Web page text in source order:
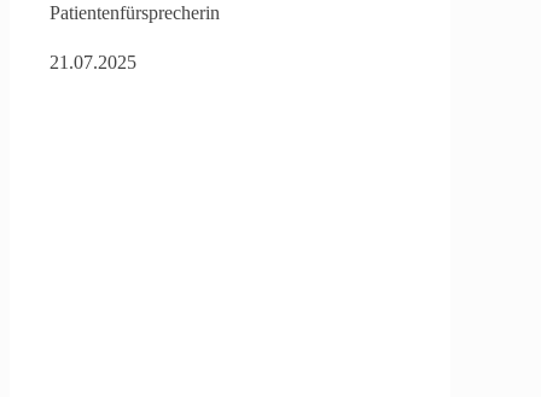
Patientenfürsprecherin
21.07.2025